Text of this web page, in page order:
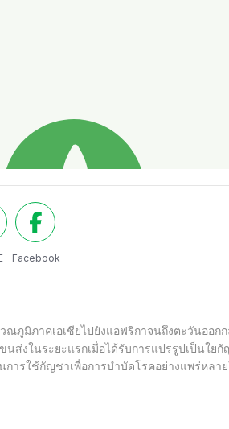
Facebook
มิภาคเอเชียไปยังแอฟริกาจนถึงตะวันออก
งในระยะแรกเมื่อได้รับการแปรรูปเป็นใย
การใช้กัญชาเพื่อการบำบัดโรคอย่างแพร่หล